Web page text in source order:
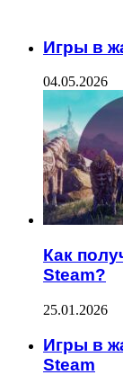
Игры в
04.05.2026
Как
Steam?
25.01.2026
Игры в
Steam